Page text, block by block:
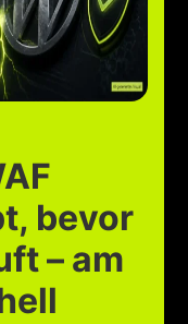
bevor
– am